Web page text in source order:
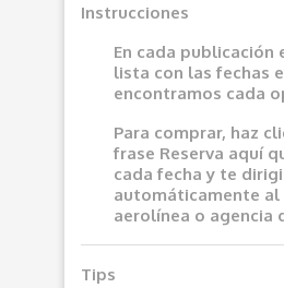
Instrucciones
En cada publicación
lista con las fechas
encontramos cada
Para comprar, haz
frase Reserva aquí
cada fecha y te
automáticamente
aerolínea o agencia
Tips